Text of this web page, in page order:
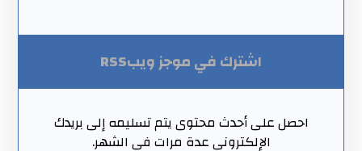
اشترك في موجز ويبRSS
احصل على أحدث محتوى يتم تسليمه إلى بريدك
الإلكتروني عدة مرات في الشهر.